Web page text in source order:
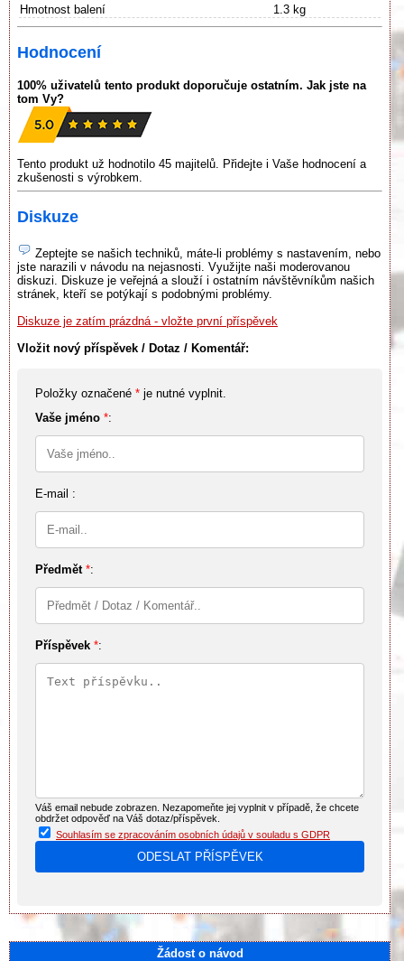
Hmotnost balení
1.3 kg
Hodnocení
100% uživatelů tento produkt doporučuje ostatním. Jak jste na
tom Vy?
Tento produkt už hodnotilo 45 majitelů. Přidejte i Vaše hodnocení a
zkušenosti s výrobkem.
Diskuze
Zeptejte se našich techniků, máte-li problémy s nastavením, nebo
jste narazili v návodu na nejasnosti. Využijte naši moderovanou
diskuzi. Diskuze je veřejná a slouží i ostatním návštěvníkům našich
stránek, kteří se potýkají s podobnými problémy.
Diskuze je zatím prázdná - vložte první příspěvek
Vložit nový příspěvek / Dotaz / Komentář:
Položky označené * je nutné vyplnit.
Vaše jméno *:
E-mail :
Předmět *:
Příspěvek *:
Váš email nebude zobrazen. Nezapomeňte jej vyplnit v případě, že chcete
obdržet odpověď na Váš dotaz/příspěvek.
Souhlasím se zpracováním osobních údajů v souladu s GDPR
Žádost o návod